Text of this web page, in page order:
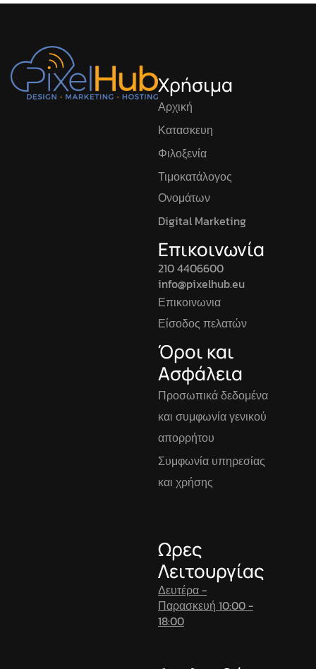
Χρήσιμα
Αρχική
Κατασκευη
Φιλοξενία
Τιμοκατάλογος
Ονομάτων
Digital Marketing
Επικοινωνία
210 4406600
info@pixelhub.eu
Επικοινωνια
Είσοδος πελατών
Όροι και
Ασφάλεια
Προσωπικά δεδομένα
και συμφωνία γενικού
απορρήτου
Συμφωνία υπηρεσίας
και χρήσης
Ωρες
Λειτουργίας
Δευτέρα -
Παρασκευή 10:00 -
18:00